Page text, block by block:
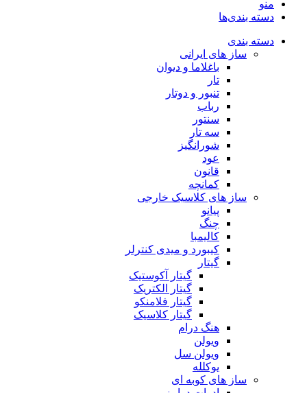
منو
دسته بندی‌ها
دسته بندی
ساز های ایرانی
باغلاما و دیوان
تار
تنبور و دوتار
رباب
سنتور
سه تار
شورانگیز
عود
قانون
کمانچه
ساز های کلاسیک خارجی
پیانو
چنگ
کالیمبا
کیبورد و میدی کنترلر
گیتار
گیتار آکوستیک
گیتار الکتریک
گیتار فلامنکو
گیتار کلاسیک
هنگ درام
ویولن
ویولن سل
یوکلله
ساز های کوبه ای